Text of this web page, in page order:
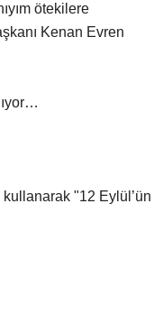
ötekilere
Kenan Evren
"12 Eylül’ün